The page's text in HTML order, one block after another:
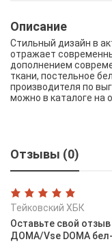
Описание
Стильный дизайн в
отражает
дополнением
ткани, постельное
производителя по
можно в каталоге на
Отзывы (0)
Тейковский ХБК
Оставьте свой
ДOMA/Vse DOMA